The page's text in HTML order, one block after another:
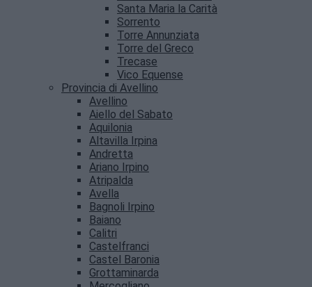
Santa Maria la Carità
Sorrento
Torre Annunziata
Torre del Greco
Trecase
Vico Equense
Provincia di Avellino
Avellino
Aiello del Sabato
Aquilonia
Altavilla Irpina
Andretta
Ariano Irpino
Atripalda
Avella
Bagnoli Irpino
Baiano
Calitri
Castelfranci
Castel Baronia
Grottaminarda